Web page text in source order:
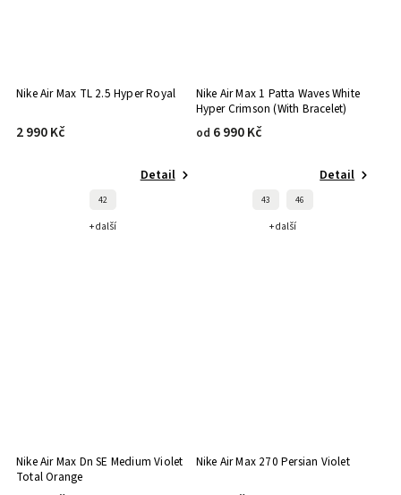
Nike Air Max TL 2.5 Hyper Royal
2 990 Kč
Detail
42
+ další
Nike Air Max 1 Patta Waves White
Hyper Crimson (With Bracelet)
od 6 990 Kč
Detail
43 46
+ další
Nike Air Max Dn SE Medium Violet
Total Orange
Nike Air Max 270 Persian Violet